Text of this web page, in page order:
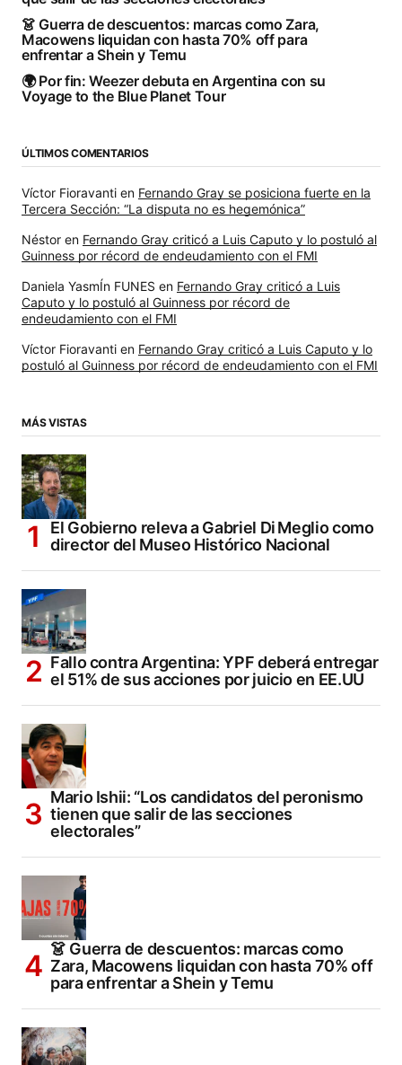
👗 Guerra de descuentos: marcas como Zara,
Macowens liquidan con hasta 70% off para
enfrentar a Shein y Temu
🌍 Por fin: Weezer debuta en Argentina con su
Voyage to the Blue Planet Tour
ÚLTIMOS COMENTARIOS
Víctor Fioravanti en Fernando Gray se posiciona fuerte en la
Tercera Sección: “La disputa no es hegemónica”
Néstor en Fernando Gray criticó a Luis Caputo y lo postuló al
Guinness por récord de endeudamiento con el FMI
Daniela YasmÍn FUNES en Fernando Gray criticó a Luis
Caputo y lo postuló al Guinness por récord de
endeudamiento con el FMI
Víctor Fioravanti en Fernando Gray criticó a Luis Caputo y lo
postuló al Guinness por récord de endeudamiento con el FMI
MÁS VISTAS
El Gobierno releva a Gabriel Di Meglio como
director del Museo Histórico Nacional
Fallo contra Argentina: YPF deberá entregar
el 51% de sus acciones por juicio en EE.UU
Mario Ishii: “Los candidatos del peronismo
tienen que salir de las secciones
electorales”
👗 Guerra de descuentos: marcas como
Zara, Macowens liquidan con hasta 70% off
para enfrentar a Shein y Temu